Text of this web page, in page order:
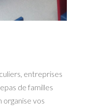
entreprises
de familles
vos